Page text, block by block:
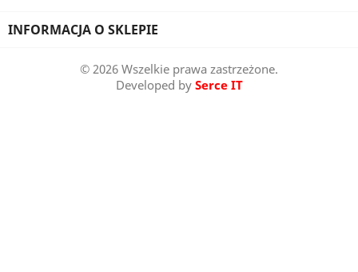
INFORMACJA O SKLEPIE
© 2026 Wszelkie prawa zastrzeżone.
Developed by Serce IT